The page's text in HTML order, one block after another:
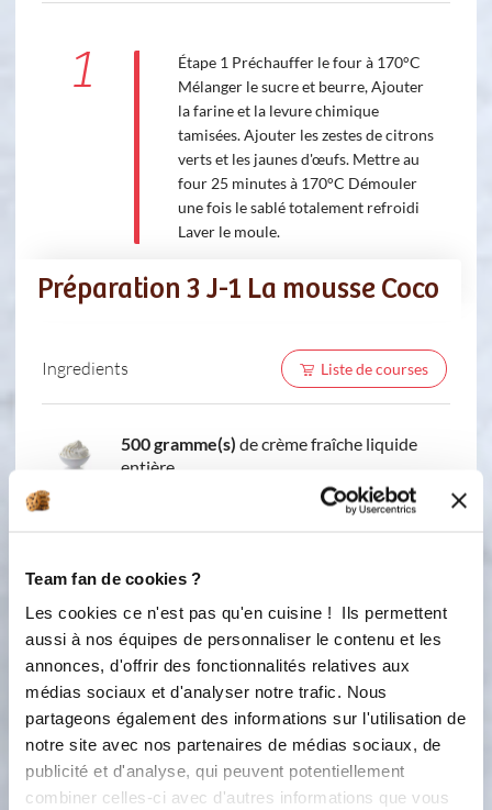
Team fan de cookies ?
Les cookies ce n'est pas qu'en cuisine ! Ils permettent
aussi à nos équipes de personnaliser le contenu et les
annonces, d'offrir des fonctionnalités relatives aux
médias sociaux et d'analyser notre trafic. Nous
partageons également des informations sur l'utilisation de
notre site avec nos partenaires de médias sociaux, de
publicité et d'analyse, qui peuvent potentiellement
combiner celles-ci avec d'autres informations que vous
1
Étape 1 Préchauffer le four à 170°C
Mélanger le sucre et beurre, Ajouter
la farine et la levure chimique
tamisées. Ajouter les zestes de citrons
verts et les jaunes d'œufs. Mettre au
four 25 minutes à 170°C Démouler
une fois le sablé totalement refroidi
Laver le moule.
Préparation 3 J-1 La mousse Coco
Ingredients Liste de courses
500 gramme(s) de crème fraîche liquide
entière
de mascarpone
75 gramme(s)de noix de coco râpée
3 c.à.smalibu
1 pointe(s) de couteau de colorant
alimentaire orange